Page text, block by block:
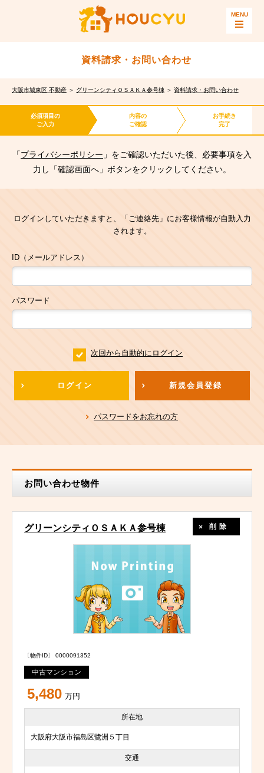
資料請求・お問い合わせ
大阪市城東区 不動産 ＞ グリーンシティＯＳＡＫＡ参号棟 ＞ 資料請求・お問い合わせ
必須項目の
ご入力
内容の
ご確認
お手続き
完了
「プライバシーポリシー 」をご確認いただいた後、必要事項を入
力し「確認画面へ」ボタンをクリックしてください。
ログインしていただきますと、「ご連絡先」にお客様情報が自動入力
されます。
ID（メールアドレス）
パスワード
次回から自動的にログイン
ログイン 新規会員登録
パスワードをお忘れの方
お問い合わせ物件
グリーンシティＯＳＡＫＡ参号棟 削除
〔物件ID〕 0000091352
中古マンション
5,480 万円
所在地
大阪府大阪市福島区鷺洲５丁目
交通